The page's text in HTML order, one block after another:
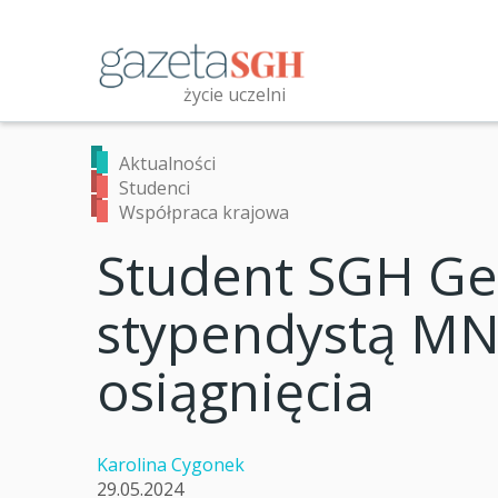
życie uczelni
Przeszukaj witrynę
Aktualności
Studenci
Współpraca krajowa
Student SGH
stypendystą
osiągnięcia
Karolina Cygonek
29.05.2024